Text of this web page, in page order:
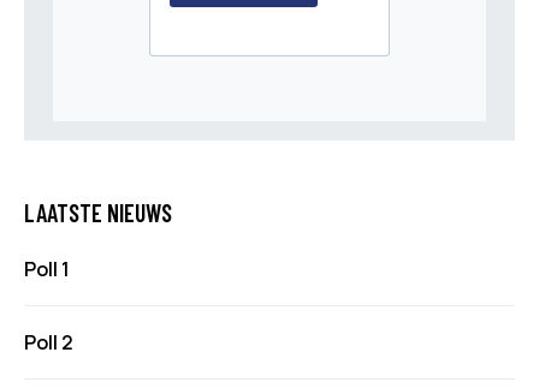
LAATSTE NIEUWS
Poll 1
Poll 2